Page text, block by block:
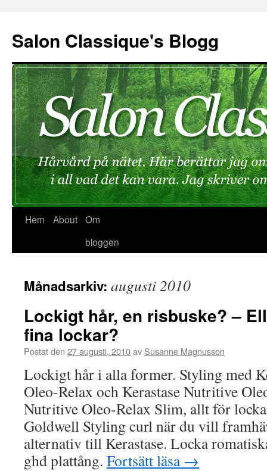
innehåll
Salon Classique's Blogg
Hem About Om
bloggen
Månadsarkiv: augusti 2010
Lockigt hår, en risbuske? –
fina lockar?
Postat den 27 augusti, 2010av Susanne Magnusson
Lockigt hår i alla former. Styling med
Oleo-Relax och Kerastase Nutritive
Nutritive Oleo-Relax Slim, allt för
Goldwell Styling curl när du vill
alternativ till Kerastase. Locka
ghd plattång. Fortsätt läsa →